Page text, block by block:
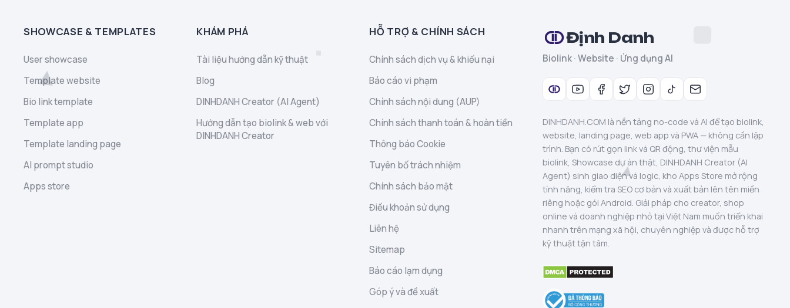
SHOWCASE & TEMPLATES
User showcase
Template website
Bio link template
Template app
Template landing page
AI prompt studio
Apps store
KHÁM PHÁ
Tài liệu hướng dẫn kỹ thuật
Blog
DINHDANH Creator (AI Agent)
Hướng dẫn tạo biolink & web với
DINHDANH Creator
HỖ TRỢ & CHÍNH SÁCH
Chính sách dịch vụ & khiếu nại
Báo cáo vi phạm
Chính sách nội dung (AUP)
Chính sách thanh toán & hoàn tiền
Thông báo Cookie
Tuyên bố trách nhiệm
Chính sách bảo mật
Điều khoản sử dụng
Liên hệ
Sitemap
Báo cáo lạm dụng
Góp ý và đề xuất
Định Danh
Biolink · Website · Ứng dụng AI
DINHDANH.COM là nền tảng no-code và AI để tạo biolink,
website, landing page, web app và PWA — không cần lập
trình. Bạn có rút gọn link và QR động, thư viện mẫu
biolink, Showcase dự án thật, DINHDANH Creator (AI
Agent) sinh giao diện và logic, kho Apps Store mở rộng
tính năng, kiểm tra SEO cơ bản và xuất bản lên tên miền
riêng hoặc gói Android. Giải pháp cho creator, shop
online và doanh nghiệp nhỏ tại Việt Nam muốn triển khai
nhanh trên mạng xã hội, chuyên nghiệp và được hỗ trợ
kỹ thuật tận tâm.